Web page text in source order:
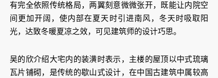
有完全依照传统格局，两翼刻意微微张开，既能让内院空
间更加开阔，使内部在夏天时引进南风，冬天时吸取阳
光，达致冬暖夏凉之效，可见建筑师的设计巧思。
吴的欣介绍大宅内的装潢时表示，主楼的屋顶以中式琉璃
瓦片铺砌，是传统的歇山式设计，在中国古建筑中属较高